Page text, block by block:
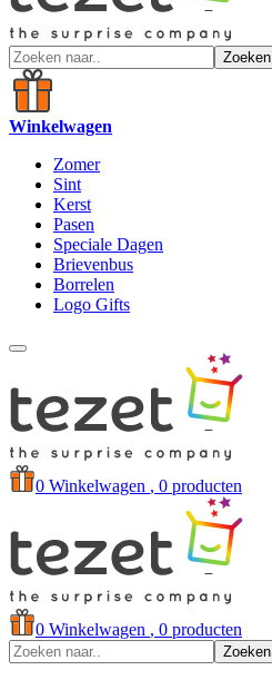
Zoeken
Winkelwagen
Zomer
Sint
Kerst
Pasen
Speciale Dagen
Brievenbus
Borrelen
Logo Gifts
0 Winkelwagen , 0 producten
0 Winkelwagen , 0 producten
Zoeken